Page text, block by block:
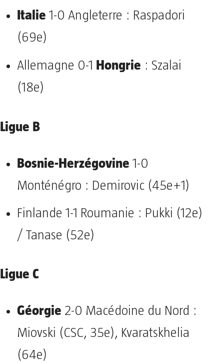
Italie 1-0 Angleterre : Raspadori
(69e)
Allemagne 0-1 Hongrie : Szalai
(18e)
Ligue B
Bosnie-Herzégovine 1-0
Monténégro : Demirovic (45e+1)
Finlande 1-1 Roumanie : Pukki (12e)
/ Tanase (52e)
Ligue C
Géorgie 2-0 Macédoine du Nord :
Miovski (CSC, 35e), Kvaratskhelia
(64e)